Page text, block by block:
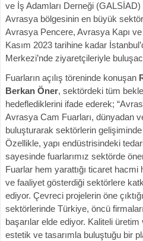
ve İş Adamları Derneği
Avrasya bölgesinin en büyük
Avrasya Pencere, Avrasya Kapı
Kasım 2023 tarihine kadar
Merkezi’nde ziyaretçileriyle
Fuarların açılış töreninde konuşan
Berkan Öner, sektördeki tüm
hedeflediklerini ifade ederek;
Avrasya Cam Fuarları, dünyadan
buluşturarak sektörlerin
Özellikle, yapı endüstrisindeki
sayesinde fuarlarımız sektörde
Fuarlar hem yarattığı ticaret
ve faaliyet gösterdiği sektörlere
ediyor. Çevreci projelerin öne
sektörlerinde Türkiye, öncü
başarılar elde ediyor. Kaliteli
estetik ve tasarımla buluştuğu bir